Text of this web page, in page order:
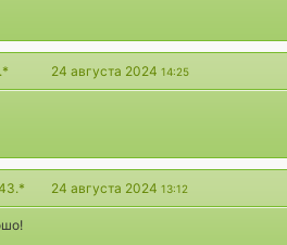
24 августа 2024 14:25
24 августа 2024 13:12